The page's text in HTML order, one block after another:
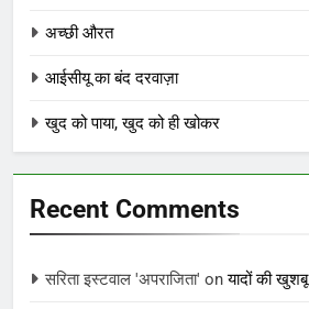
अच्छी औरत
आईसीयू का बंद दरवाज़ा
खुद को पाया, खुद को ही खोकर
Recent Comments
सरिता इस्टवाल 'अपराजिता' onयादों की खुशबू